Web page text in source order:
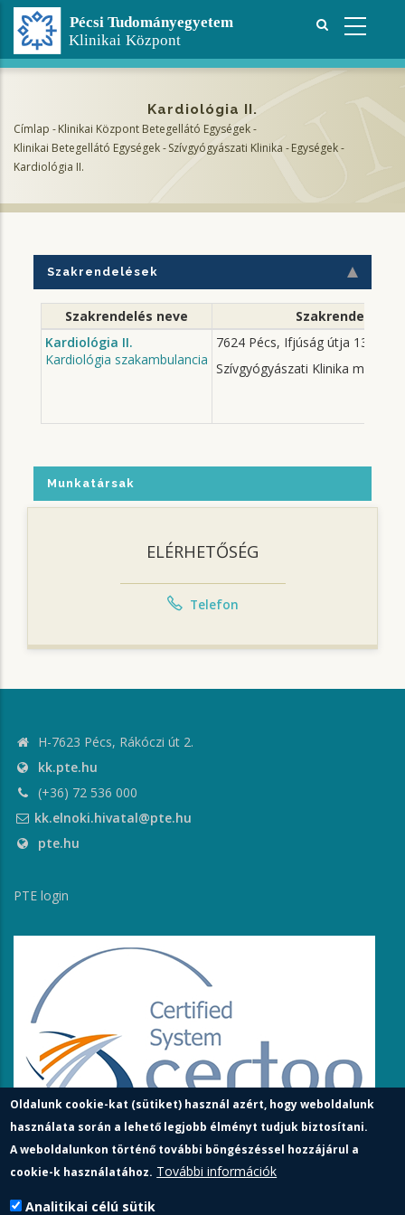
Ugrás
tartalomra
Kardiológia II.
Morzsa
Címlap -Klinikai Központ Betegellátó Egységek-
Klinikai Betegellátó Egységek-Szívgyógyászati Klinika -Egységek-
Kardiológia II.
Szakrendelések
Szakrendelés neve
Szakrendelés
Kardiológia II.
Kardiológia szakambulancia
7624 Pécs, Ifjúság útja 13.
Szívgyógyászati Klinika
Munkatársak
ELÉRHETŐSÉG
Telefon
H-7623 Pécs, Rákóczi út 2.
kk.pte.hu
(+36) 72 536 000
kk.elnoki.hivatal@pte.hu
pte.hu
PTE login
Oldalunk cookie-kat (sütiket) használ azért, hogy weboldalunk
használata során a lehető legjobb élményt tudjuk biztosítani.
A weboldalunkon történő további böngészéssel hozzájárul a
cookie-k használatához. További információk
Analitikai célú sütik